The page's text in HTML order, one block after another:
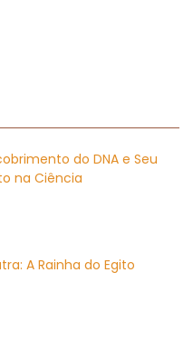
do DNA e Seu
na Ciência
A Rainha do Egito